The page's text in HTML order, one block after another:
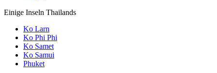
Einige Inseln Thailands
Ko Larn
Ko Phi Phi
Ko Samet
Ko Samui
Phuket